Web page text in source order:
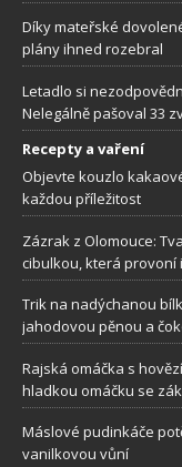
Díky mateřské
plány ihned rozebral
Letadlo si
Nelegálně pašoval 33
Recepty a vaření
Objevte kouzlo
každou příležitost
Zázrak z Olomouce:
cibulkou, která provoní
Trik na nadýchanou
jahodovou pěnou a
Rajská omáčka s
hladkou omáčku se
Máslové pudinkáče
vanilkovou vůní